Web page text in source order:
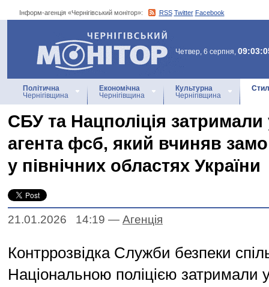
Інформ-агенція «Чернігівський монітор»: RSS Twitter Facebook
Інформ-агенція
«Чернігівський монітор»
Четвер, 6 серпня,
Політична
Чернігівщина
Економічна
Чернігівщина
Культурна
Чернігівщина
СБУ та Нацполіція затримали
агента фсб, який вчиняв
у північних областях України
21.01.2026 14:19 — Агенцiя
Контррозвідка Служби безпеки
Національною поліцією затримали у